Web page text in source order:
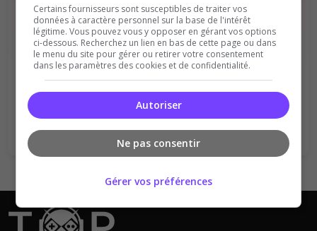
Vous devez être connecté pour ajouter
Se connecter
Certains fournisseurs sont susceptibles de traiter vos
données à caractère personnel sur la base de l'intérêt
légitime. Vous pouvez vous y opposer en gérant vos options
ci-dessous. Recherchez un lien en bas de cette page ou dans
le menu du site pour gérer ou retirer votre consentement
dans les paramètres des cookies et de confidentialité.
Autoriser
Ne pas consentir
Gérer vos préférences